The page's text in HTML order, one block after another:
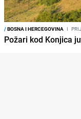
/BOSNA I HERCEGOVINA I
Požari kod Konjica